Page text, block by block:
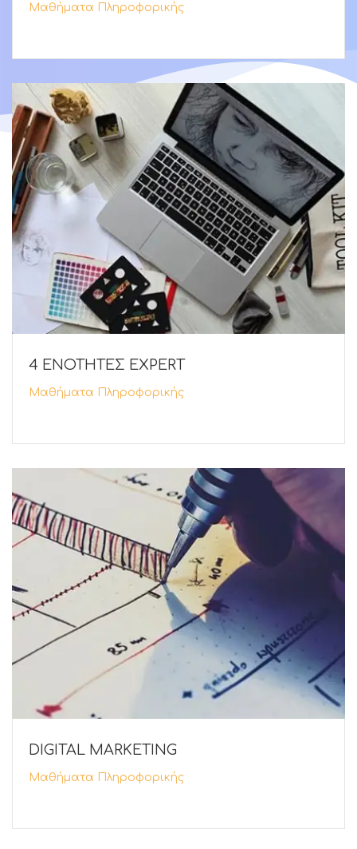
Μαθήματα Πληροφορικής
4 ΕΝΟΤΗΤΕΣ EXPERT
Μαθήματα Πληροφορικής
DIGITAL MARKETING
Μαθήματα Πληροφορικής